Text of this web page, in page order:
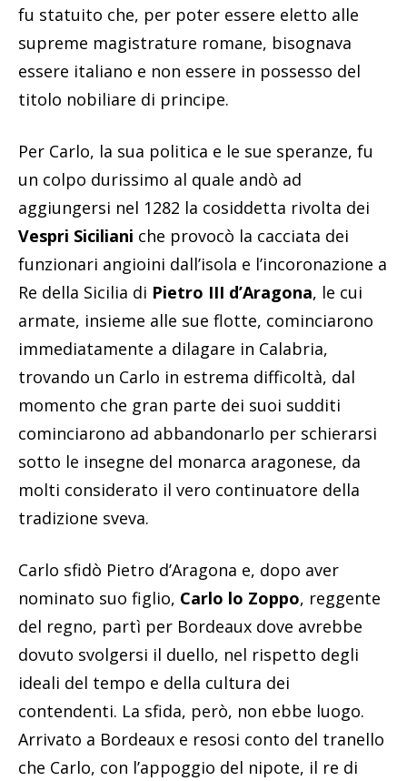
fu statuito che, per poter essere eletto alle
supreme magistrature romane, bisognava
essere italiano e non essere in possesso del
titolo nobiliare di principe.
Per Carlo, la sua politica e le sue speranze, fu
un colpo durissimo al quale andò ad
aggiungersi nel 1282 la cosiddetta rivolta dei
Vespri Siciliani che provocò la cacciata dei
funzionari angioini dall’isola e l’incoronazione a
Re della Sicilia di Pietro III d’Aragona, le cui
armate, insieme alle sue flotte, cominciarono
immediatamente a dilagare in Calabria,
trovando un Carlo in estrema difficoltà, dal
momento che gran parte dei suoi sudditi
cominciarono ad abbandonarlo per schierarsi
sotto le insegne del monarca aragonese, da
molti considerato il vero continuatore della
tradizione sveva.
Carlo sfidò Pietro d’Aragona e, dopo aver
nominato suo figlio, Carlo lo Zoppo, reggente
del regno, partì per Bordeaux dove avrebbe
dovuto svolgersi il duello, nel rispetto degli
ideali del tempo e della cultura dei
contendenti. La sfida, però, non ebbe luogo.
Arrivato a Bordeaux e resosi conto del tranello
che Carlo, con l’appoggio del nipote, il re di